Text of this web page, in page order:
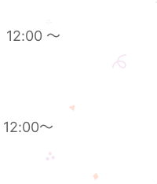
12:00 ～
12:00～